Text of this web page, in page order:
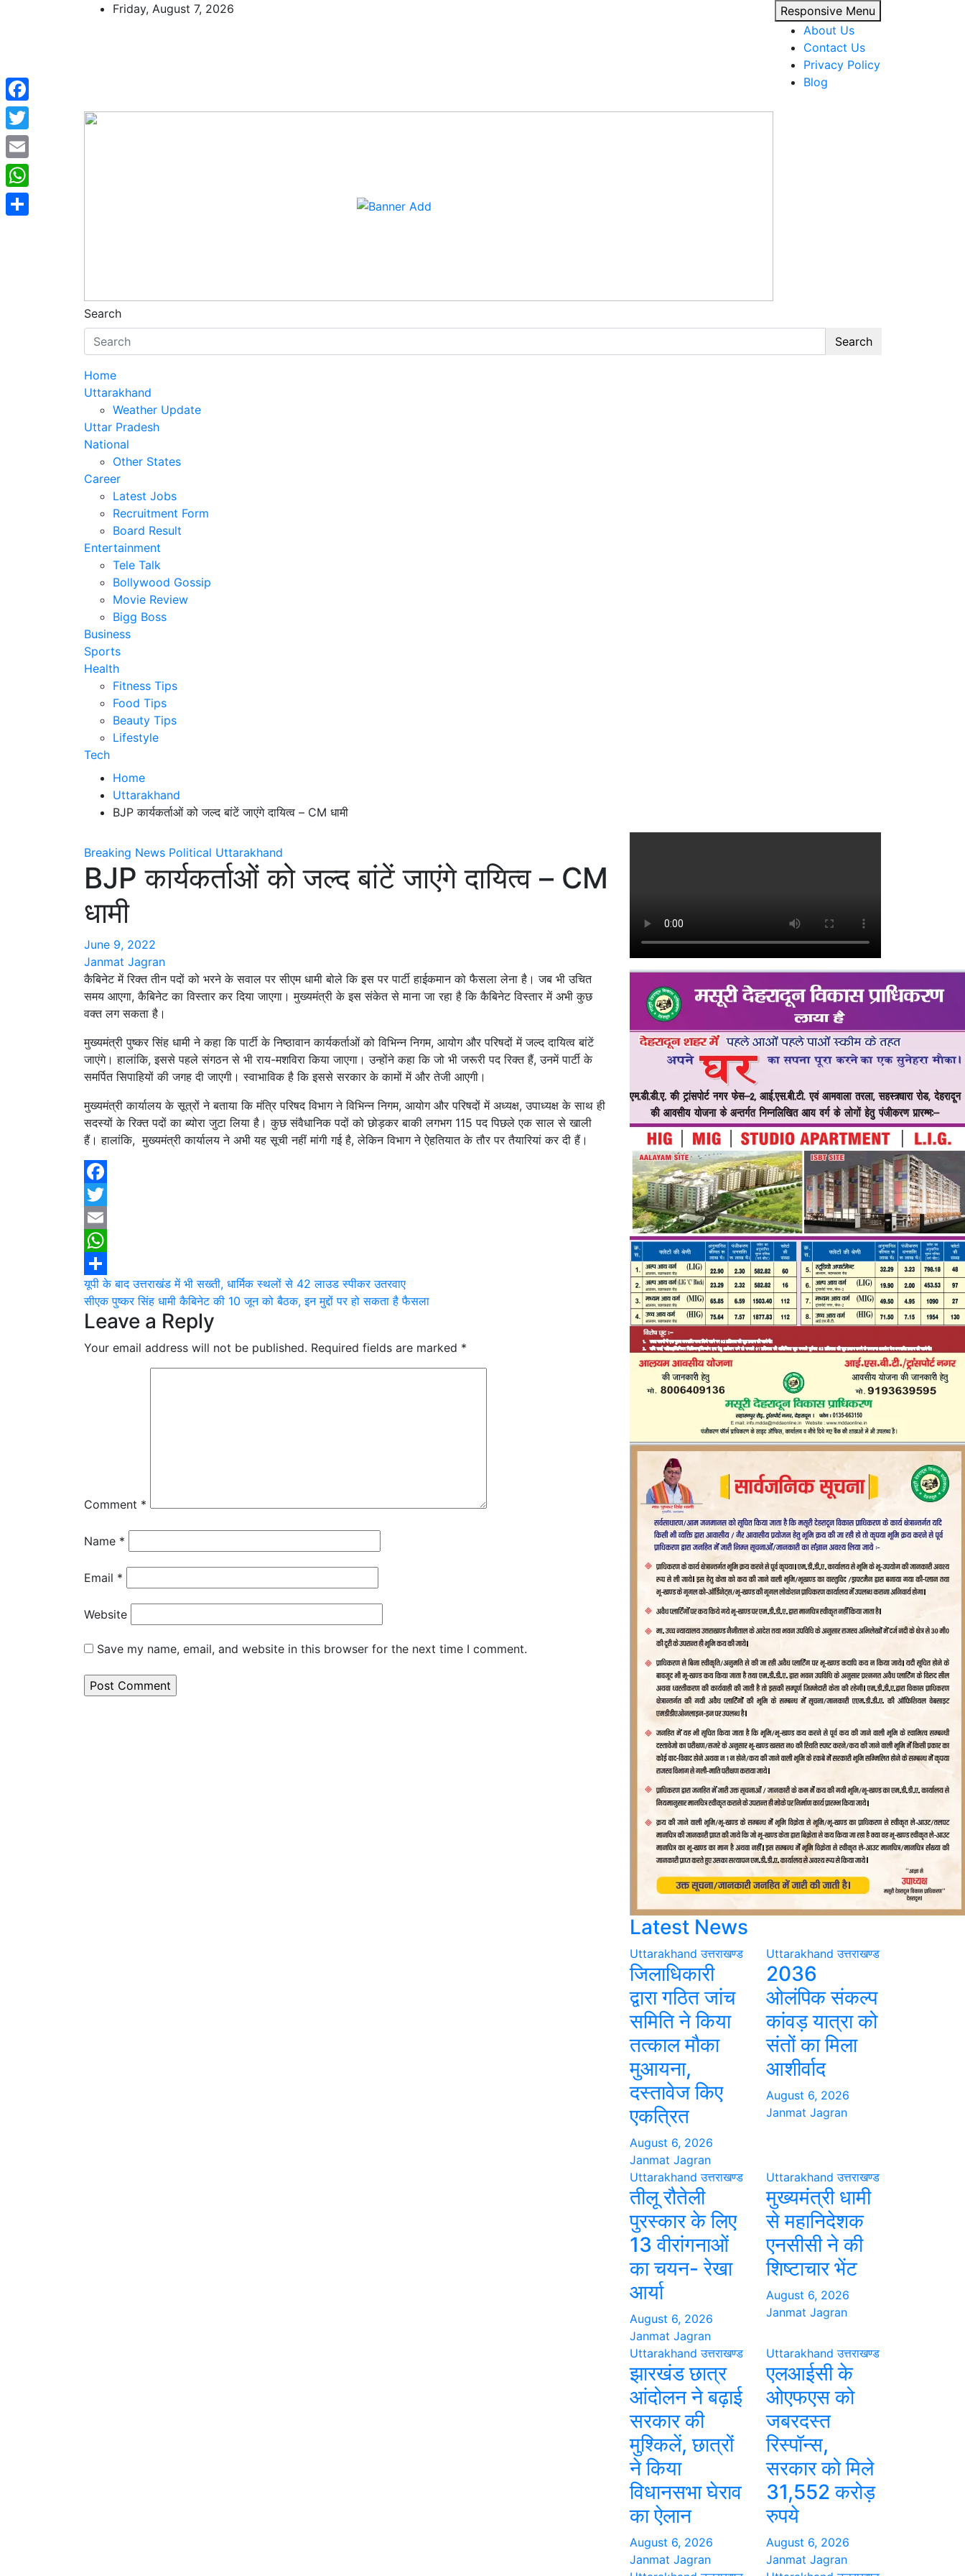
Friday, August 7, 2026
Responsive Menu
About Us
Contact Us
Privacy Policy
Blog
Search
Search
Home
Uttarakhand
Weather Update
Uttar Pradesh
National
Other States
Career
Latest Jobs
Recruitment Form
Board Result
Entertainment
Tele Talk
Bollywood Gossip
Movie Review
Bigg Boss
Business
Sports
Health
Fitness Tips
Food Tips
Beauty Tips
Lifestyle
Tech
Home
Uttarakhand
BJP कार्यकर्ताओं को जल्द बांटें जाएंगे दायित्व – CM धामी
Breaking News Political Uttarakhand
BJP कार्यकर्ताओं को जल्द बांटें जाएंगे दायित्व – CM
धामी
June 9, 2022
Janmat Jagran
कैबिनेट में रिक्त तीन पदों को भरने के सवाल पर सीएम धामी बोले कि इस पर पार्टी हाईकमान को फैसला लेना है। जब भी उचित
समय आएगा, कैबिनेट का विस्तार कर दिया जाएगा। मुख्यमंत्री के इस संकेत से माना जा रहा है कि कैबिनेट विस्तार में अभी कुछ
वक्त लग सकता है।
मुख्यमंत्री पुष्कर सिंह धामी ने कहा कि पार्टी के निष्ठावान कार्यकर्ताओं को विभिन्न निगम, आयोग और परिषदों में जल्द दायित्व बांटें
जाएंगे। हालांकि, इससे पहले संगठन से भी राय-मशविरा किया जाएगा। उन्होंने कहा कि जो भी जरूरी पद रिक्त हैं, उनमें पार्टी के
समर्पित सिपाहियों की जगह दी जाएगी। स्वाभाविक है कि इससे सरकार के कामों में और तेजी आएगी।
मुख्यमंत्री कार्यालय के सूत्रों ने बताया कि मंत्रि परिषद विभाग ने विभिन्न निगम, आयोग और परिषदों में अध्यक्ष, उपाध्यक्ष के साथ ही
सदस्यों के रिक्त पदों का ब्योरा जुटा लिया है। कुछ संवैधानिक पदों को छोड़कर बाकी लगभग 115 पद पिछले एक साल से खाली
हैं। हालांकि, मुख्यमंत्री कार्यालय ने अभी यह सूची नहीं मांगी गई है, लेकिन विभाग ने ऐहतियात के तौर पर तैयारियां कर दी हैं।
Facebook
Twitter
Email
WhatsApp
Share
Post
navigation
यूपी के बाद उत्तराखंड में भी सख्ती, धार्मिक स्थलों से 42 लाउड स्पीकर उतरवाए
सीएक पुष्कर सिंह धामी कैबिनेट की 10 जून को बैठक, इन मुद्दों पर हो सकता है फैसला
Leave a Reply
Your email address will not be published. Required fields are marked *
Comment *
Name *
Email *
Website
Save my name, email, and website in this browser for the next time I comment.
Latest News
Uttarakhand उत्तराखण्ड
जिलाधिकारी
द्वारा गठित जांच
समिति ने किया
तत्काल मौका
मुआयना,
दस्तावेज किए
एकत्रित
August 6, 2026
Janmat Jagran
Uttarakhand उत्तराखण्ड
2036
ओलंपिक संकल्प
कांवड़ यात्रा को
संतों का मिला
आशीर्वाद
August 6, 2026
Janmat Jagran
Uttarakhand उत्तराखण्ड
तीलू रौतेली
पुरस्कार के लिए
13 वीरांगनाओं
का चयन- रेखा
आर्या
August 6, 2026
Janmat Jagran
Uttarakhand उत्तराखण्ड
मुख्यमंत्री धामी
से महानिदेशक
एनसीसी ने की
शिष्टाचार भेंट
August 6, 2026
Janmat Jagran
Uttarakhand उत्तराखण्ड
झारखंड छात्र
आंदोलन ने बढ़ाई
सरकार की
मुश्किलें, छात्रों
ने किया
विधानसभा घेराव
का ऐलान
August 6, 2026
Janmat Jagran
Uttarakhand उत्तराखण्ड
एलआईसी के
ओएफएस को
जबरदस्त
रिस्पॉन्स,
सरकार को मिले
31,552 करोड़
रुपये
August 6, 2026
Janmat Jagran
Facebook
Twitter
Email
WhatsApp